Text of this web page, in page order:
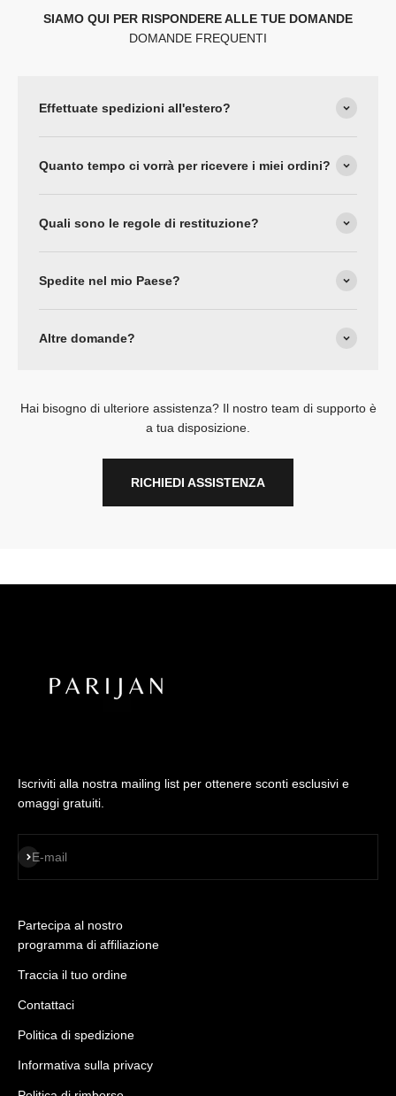
SIAMO QUI PER RISPONDERE ALLE TUE DOMANDE
DOMANDE FREQUENTI
Effettuate spedizioni all'estero?
Quanto tempo ci vorrà per ricevere i miei ordini?
Quali sono le regole di restituzione?
Spedite nel mio Paese?
Altre domande?
Hai bisogno di ulteriore assistenza? Il nostro team di supporto è
a tua disposizione.
RICHIEDI ASSISTENZA
Iscriviti alla nostra mailing list per ottenere sconti esclusivi e
omaggi gratuiti.
E-mail
ISCRIVITI
Partecipa al nostro
programma di affiliazione
Traccia il tuo ordine
Contattaci
Politica di spedizione
Informativa sulla privacy